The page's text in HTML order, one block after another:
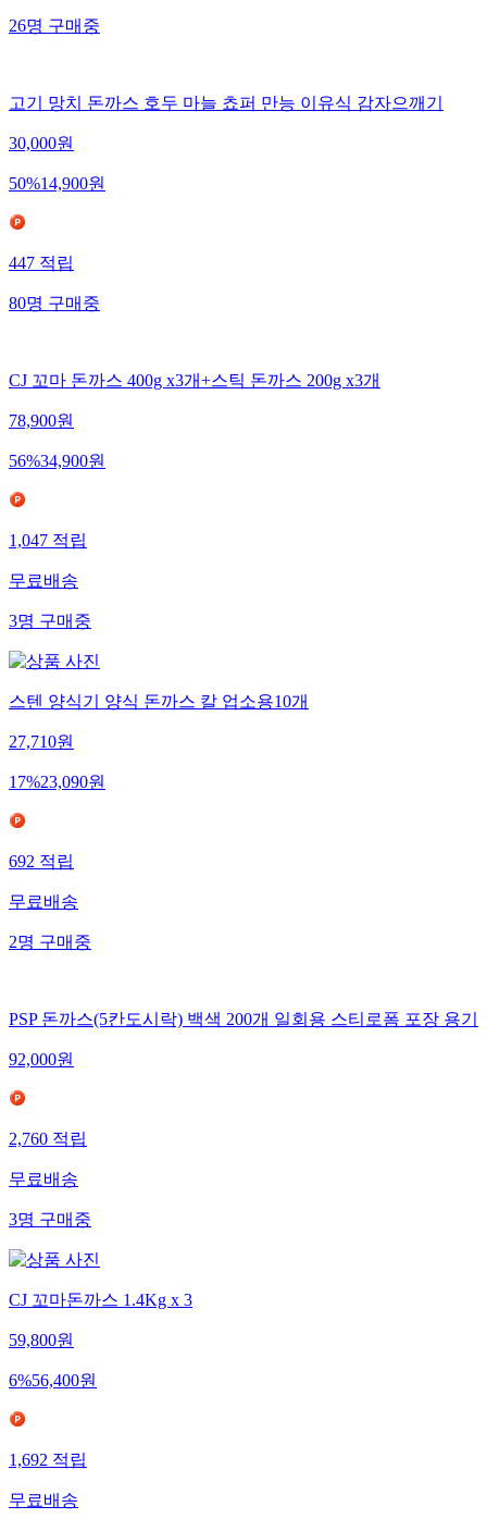
26명구매중
고기 망치 돈까스 호두 마늘 쵸퍼 만능 이유식 감자으깨기
30,000원
50%14,900원
447적립
80명구매중
CJ 꼬마 돈까스 400g x3개+스틱 돈까스 200g x3개
78,900원
56%34,900원
1,047적립
무료배송
3명구매중
스텐 양식기 양식 돈까스 칼 업소용10개
27,710원
17%23,090원
692적립
무료배송
2명구매중
PSP 돈까스(5칸도시락) 백색 200개 일회용 스티로폼 포장 용기
92,000원
2,760적립
무료배송
3명구매중
CJ 꼬마돈까스 1.4Kg x 3
59,800원
6%56,400원
1,692적립
무료배송